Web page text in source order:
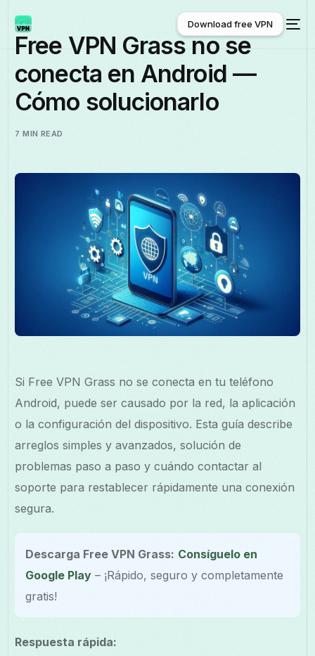
Español
Download free VPN
Download free VPN
Free VPN Grass no se
conecta en Android —
Cómo solucionarlo
7 MIN READ
Si Free VPN Grass no se conecta en tu teléfono
Android, puede ser causado por la red, la aplicación
o la configuración del dispositivo. Esta guía describe
arreglos simples y avanzados, solución de
problemas paso a paso y cuándo contactar al
soporte para restablecer rápidamente una conexión
segura.
Descarga Free VPN Grass: Consíguelo en
Google Play – ¡Rápido, seguro y completamente
gratis!
Respuesta rápida: